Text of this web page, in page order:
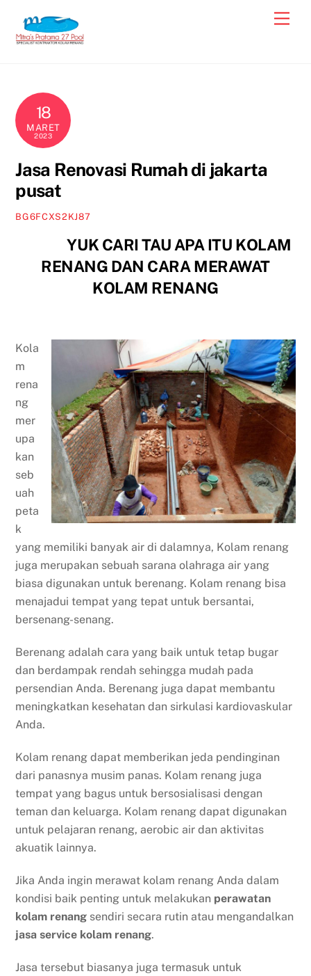
content
18
MARET
2023
Jasa Renovasi Rumah di jakarta
pusat
BG6FCXS2KJ87
YUK CARI TAU APA ITU KOLAM
RENANG DAN CARA MERAWAT
KOLAM RENANG
Kola
m
rena
ng
mer
upa
kan
seb
uah
peta
k
yang memiliki banyak air di dalamnya, Kolam renang
juga merupakan sebuah sarana olahraga air yang
biasa digunakan untuk berenang. Kolam renang bisa
menajadui tempat yang tepat untuk bersantai,
bersenang-senang.
Berenang adalah cara yang baik untuk tetap bugar
dan berdampak rendah sehingga mudah pada
persendian Anda. Berenang juga dapat membantu
meningkatkan kesehatan dan sirkulasi kardiovaskular
Anda.
Kolam renang dapat memberikan jeda pendinginan
dari panasnya musim panas. Kolam renang juga
tempat yang bagus untuk bersosialisasi dengan
teman dan keluarga. Kolam renang dapat digunakan
untuk pelajaran renang, aerobic air dan aktivitas
akuatik lainnya.
Jika Anda ingin merawat kolam renang Anda dalam
kondisi baik penting untuk melakukan perawatan
kolam renang sendiri secara rutin atau mengandalkan
jasa service kolam renang.
Jasa tersebut biasanya juga termasuk untuk